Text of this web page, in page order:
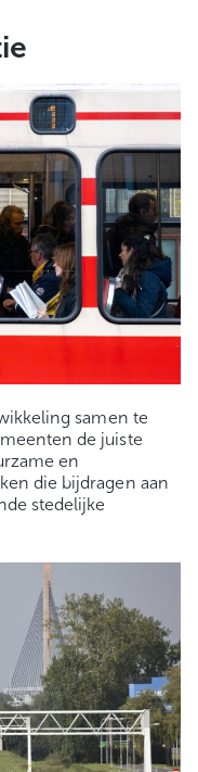
samen te
de juiste
en
die bijdragen aan
stedelijke